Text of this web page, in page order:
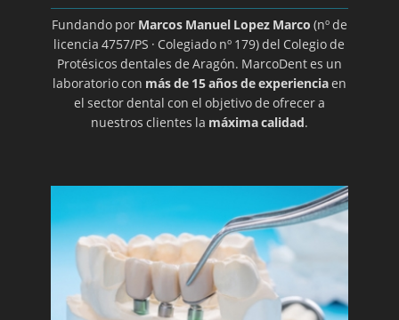
Herpes oral
Higiene dental
Ortodoncia transparente
Implantes
Laboratorio de prótesis dentales en Zaragoza
Limpieza bucal
Macroglasia
Maloclusion
Fundando por Marcos Manuel Lopez Marco (nº de
licencia 4757/PS · Colegiado nº 179) del Colegio de
Protésicos dentales de Aragón. MarcoDent es un
laboratorio con más de 15 años de experienciaen
el sector dental con el objetivo de ofrecer a
nuestros clientes la máxima calidad.